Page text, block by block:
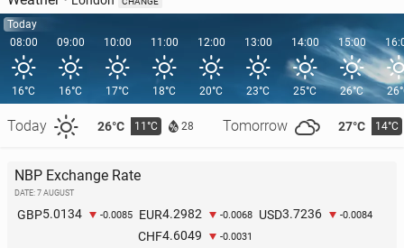
Today
08:00
16°C
Today 26°C 11°C 28 Tomorrow 27°C 14°C
09:00
16°C
10:00
17°C
11:00
18°C
12:00
20°C
13:00
23°C
14:00
25°C
15:00
26°C
NBP Exchange Rate
DATE: 7 AUGUST
GBP5.0134 -0.0085 EUR4.2982 -0.0068 USD3.7236 -0.0084
CHF4.6049 -0.0031